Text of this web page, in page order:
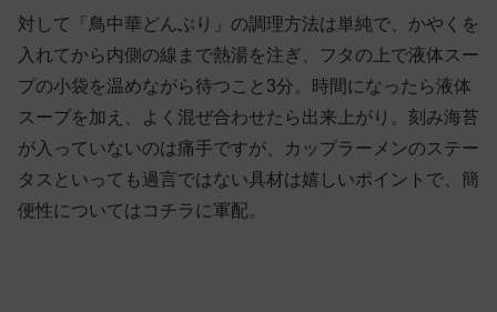
対して「鳥中華どんぶり」の調理方法は単純で、かやくを
入れてから内側の線まで熱湯を注ぎ、フタの上で液体スー
プの小袋を温めながら待つこと3分。時間になったら液体
スープを加え、よく混ぜ合わせたら出来上がり。刻み海苔
が入っていないのは痛手ですが、カップラーメンのステー
タスといっても過言ではない具材は嬉しいポイントで、簡
便性についてはコチラに軍配。